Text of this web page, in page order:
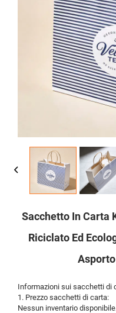
Sacchetto In Carta
Riciclato Ed
Informazioni sui sacchetti di
1. Prezzo sacchetti di carta:
Nessun inventario